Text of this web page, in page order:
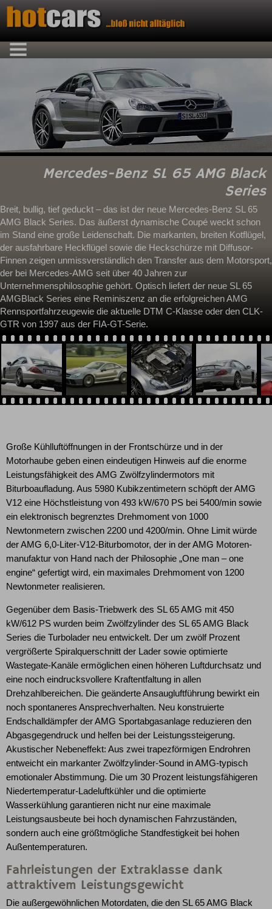
Mercedes-Benz SL 65 AMG Black
Series
Breit, bullig, tief geduckt – das ist der neue Mercedes-Benz SL 65
AMG Black Series. Das äußerst dynamische Coupé weckt schon
im Stand eine große Leidenschaft. Die markanten, breiten Kotflügel,
der ausfahrbare Heckflügel sowie die Heckschürze mit Diffusor-
Finnen zeigen unmissverständlich den Transfer aus dem Motorsport,
der bei Mercedes-AMG seit über 40 Jahren zur
Unternehmensphilosophie gehört. Optisch liefert der neue SL 65
AMGBlack Series eine Reminiszenz an die erfolgreichen AMG
Rennsportfahrzeugewie die aktuelle DTM C-Klasse oder den CLK-
GTR von 1997 aus der FIA-GT-Serie.
Große Kühlluftöffnungen in der Frontschürze und in der
Motorhaube geben einen eindeutigen Hinweis auf die enorme
Leistungsfähigkeit des AMG Zwölfzylindermotors mit
Biturboaufladung. Aus 5980 Kubikzentimetern schöpft der AMG
V12 eine Höchstleistung von 493 kW/670 PS bei 5400/min sowie
ein elektronisch begrenztes Drehmoment von 1000
Newtonmetern zwischen 2200 und 4200/min. Ohne Limit würde
der AMG 6,0-Liter-V12-Biturbomotor, der in der AMG Motoren-
manufaktur von Hand nach der Philosophie „One man – one
engine“ gefertigt wird, ein maximales Drehmoment von 1200
Newtonmeter realisieren.
Gegenüber dem Basis-Triebwerk des SL 65 AMG mit 450
kW/612 PS wurden beim Zwölfzylinder des SL 65 AMG Black
Series die Turbolader neu entwickelt. Der um zwölf Prozent
vergrößerte Spiralquerschnitt der Lader sowie optimierte
Wastegate-Kanäle ermöglichen einen höheren Luftdurchsatz und
eine noch eindrucksvollere Kraftentfaltung in allen
Drehzahlbereichen. Die geänderte Ansaugluftführung bewirkt ein
noch spontaneres Ansprechverhalten. Neu konstruierte
Endschalldämpfer der AMG Sportabgasanlage reduzieren den
Abgasgegendruck und helfen bei der Leistungssteigerung.
Akustischer Nebeneffekt: Aus zwei trapezförmigen Endrohren
entweicht ein markanter Zwölfzylinder-Sound in AMG-typisch
emotionaler Abstimmung. Die um 30 Prozent leistungsfähigeren
Niedertemperatur-Ladeluftkühler und die optimierte
Wasserkühlung garantieren nicht nur eine maximale
Leistungsausbeute bei hoch dynamischen Fahrzuständen,
sondern auch eine größtmögliche Standfestigkeit bei hohen
Außentemperaturen.
Fahrleistungen der Extraklasse dank
attraktivem Leistungsgewicht
Die außergewöhnlichen Motordaten, die den SL 65 AMG Black